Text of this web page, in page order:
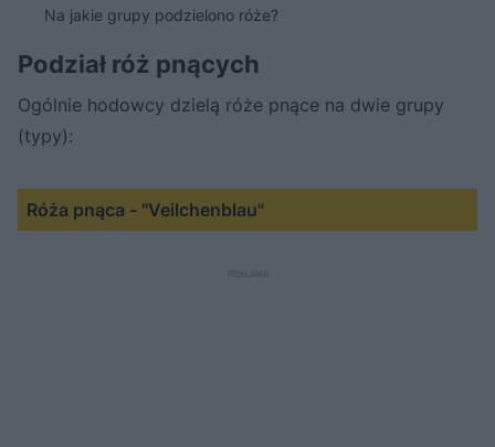
Na jakie grupy podzielono róże?
Podział róż pnących
Ogólnie hodowcy dzielą róże pnące na dwie grupy
(typy):
Róża pnąca - "Veilchenblau"